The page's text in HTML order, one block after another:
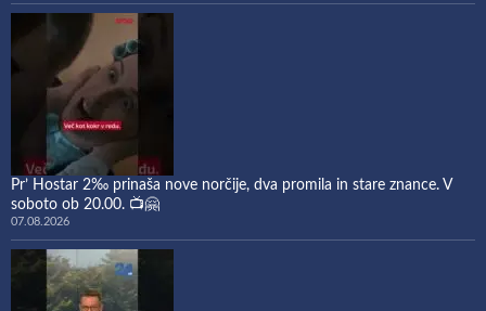
Pr’ Hostar 2‰ prinaša nove norčije, dva promila in stare znance. V
soboto ob 20.00. 📺🤗
07.08.2026